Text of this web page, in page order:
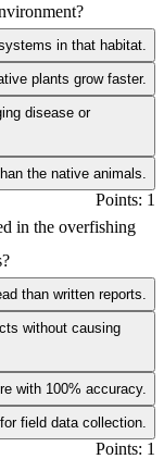
in that habitat.
plants grow faster.
disease or
the native animals.
Points: 1
in the overfishing
than written reports.
without causing
with 100% accuracy.
field data collection.
Points: 1